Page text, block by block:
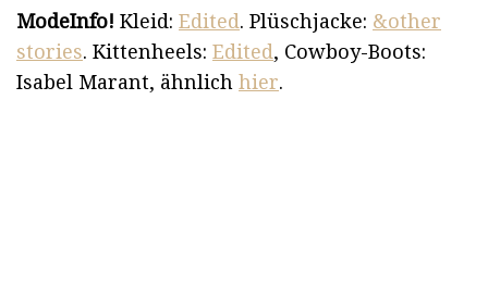
ModeInfo! Kleid: Edited. Plüschjacke: &other
stories. Kittenheels: Edited, Cowboy-Boots:
Isabel Marant, ähnlich hier.